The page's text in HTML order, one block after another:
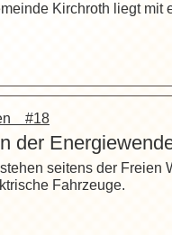
Kirchroth liegt mit
#18
der
seitens der Freien
Fahrzeuge.